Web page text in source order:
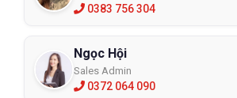
0383 756 304
Ngọc Hội
Sales Admin
0372 064 090